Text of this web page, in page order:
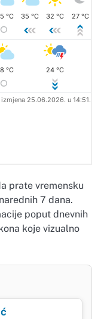
prate vremensku
7 dana.
poput dnevnih
koje vizualno